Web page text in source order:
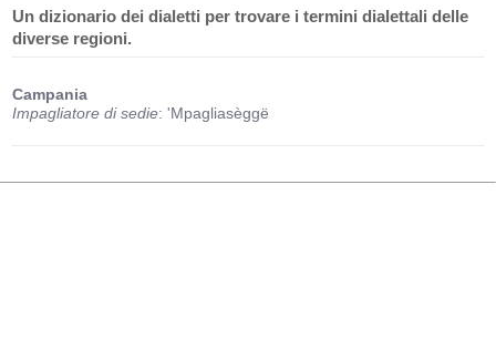
Un dizionario dei dialetti per trovare i termini dialettali delle
diverse regioni.
Campania
Impagliatore di sedie: 'Mpagliasèggë